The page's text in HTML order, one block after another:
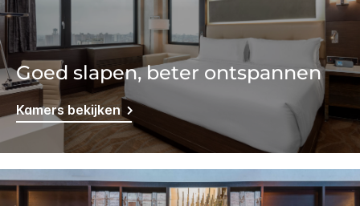
Goed slapen, beter ontspannen
Kamers bekijken